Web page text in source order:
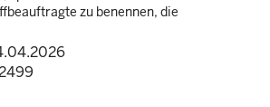
zu benennen, die